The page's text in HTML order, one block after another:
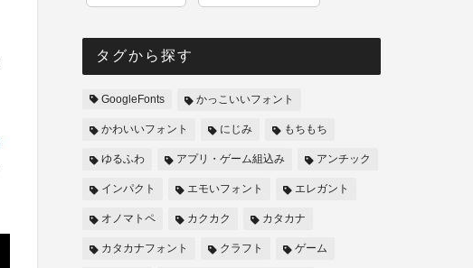
タグから探す
GoogleFonts かっこいいフォント
かわいいフォント にじみ もちもち
ゆるふわ アプリ・ゲーム組込み アンチック
インパクト エモいフォント エレガント
オノマトペ カクカク カタカナ
カタカナフォント クラフト ゲーム